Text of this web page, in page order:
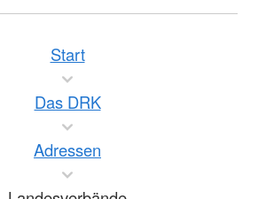
Start
Das DRK
Adressen